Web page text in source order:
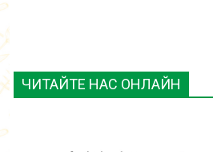
ЧИТАЙТЕ НАС ОНЛАЙН